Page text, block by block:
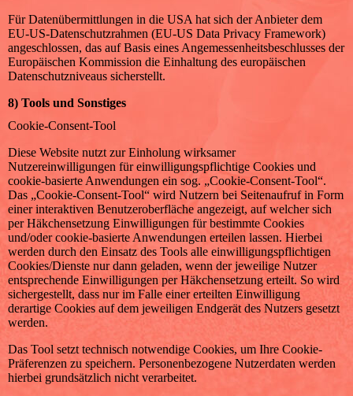
Für Datenübermittlungen in die USA hat sich der Anbieter dem
EU-US-Datenschutzrahmen (EU-US Data Privacy Framework)
angeschlossen, das auf Basis eines Angemessenheitsbeschlusses der
Europäischen Kommission die Einhaltung des europäischen
Datenschutzniveaus sicherstellt.
8) Tools und Sonstiges
Cookie-Consent-Tool
Diese Website nutzt zur Einholung wirksamer
Nutzereinwilligungen für einwilligungspflichtige Cookies und
cookie-basierte Anwendungen ein sog. „Cookie-Consent-Tool“.
Das „Cookie-Consent-Tool“ wird Nutzern bei Seitenaufruf in Form
einer interaktiven Benutzeroberfläche angezeigt, auf welcher sich
per Häkchensetzung Einwilligungen für bestimmte Cookies
und/oder cookie-basierte Anwendungen erteilen lassen. Hierbei
werden durch den Einsatz des Tools alle einwilligungspflichtigen
Cookies/Dienste nur dann geladen, wenn der jeweilige Nutzer
entsprechende Einwilligungen per Häkchensetzung erteilt. So wird
sichergestellt, dass nur im Falle einer erteilten Einwilligung
derartige Cookies auf dem jeweiligen Endgerät des Nutzers gesetzt
werden.
Das Tool setzt technisch notwendige Cookies, um Ihre Cookie-
Präferenzen zu speichern. Personenbezogene Nutzerdaten werden
hierbei grundsätzlich nicht verarbeitet.